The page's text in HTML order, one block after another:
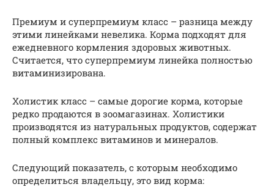
Премиум и суперпремиум класс – разница между
этими линейками невелика. Корма подходят для
ежедневного кормления здоровых животных.
Считается, что суперпремиум линейка полностью
витаминизирована.
Холистик класс – самые дорогие корма, которые
редко продаются в зоомагазинах. Холистики
производятся из натуральных продуктов, содержат
полный комплекс витаминов и минералов.
Следующий показатель, с которым необходимо
определиться владельцу, это вид корма: